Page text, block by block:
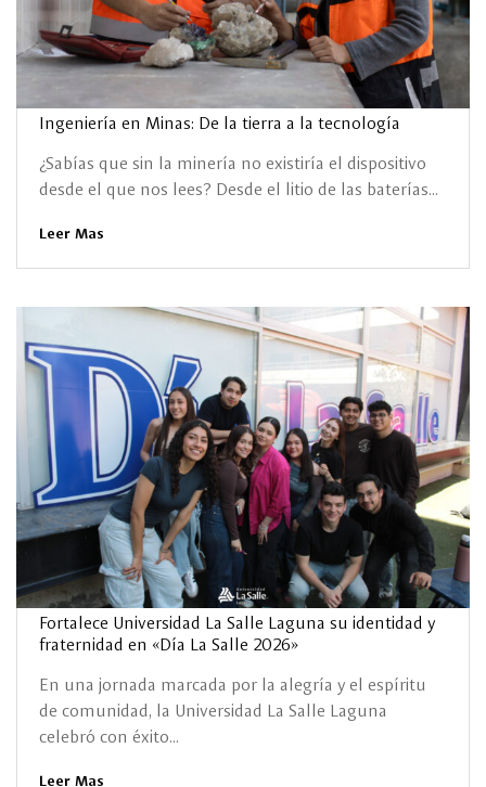
Ingeniería en Minas: De la tierra a la tecnología
¿Sabías que sin la minería no existiría el dispositivo
desde el que nos lees? Desde el litio de las baterías...
Leer Mas
Fortalece Universidad La Salle Laguna su identidad y
fraternidad en «Día La Salle 2026»
En una jornada marcada por la alegría y el espíritu
de comunidad, la Universidad La Salle Laguna
celebró con éxito...
Leer Mas